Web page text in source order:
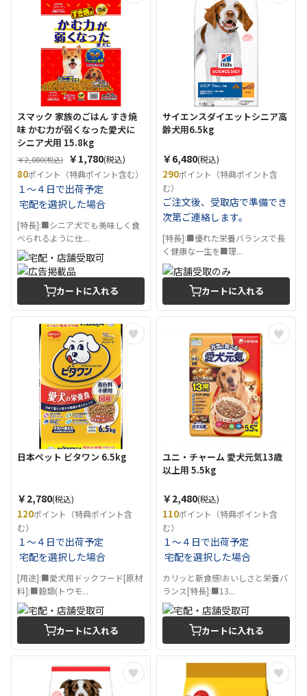
スマック 家族のごはん すき焼
味 かむ力が弱くなった愛犬に
シニア犬用 15.8kg
￥2,080(税込) ￥1,780(税込)
80ポイント（特典ポイント含む）
１～４日で出荷予定
宅配を選択した場合
[特長]:■シニア犬でも美味しく食
べられるように仕...
カートに入れる
サイエンスダイエットシニア高
齢犬用6.5kg
￥6,480(税込)
290ポイント（特典ポイント含
む）
ご注文後、受取店で準備でき
次第ご連絡します。
[特長]:■優れた栄養バランスで長
く健康な一生を■理...
カートに入れる
日本ペット ビタワン 6.5kg
￥2,780(税込)
120ポイント（特典ポイント含
む）
１～４日で出荷予定
宅配を選択した場合
[用途]:■愛犬用ドックフード[原材
料]:■穀類(トウモ...
カートに入れる
ユニ・チャーム 愛犬元気13歳
以上用 5.5kg
￥2,480(税込)
110ポイント（特典ポイント含
む）
１～４日で出荷予定
宅配を選択した場合
カリッと新食感!おいしさと栄養バ
ランス[特長]:■13...
カートに入れる